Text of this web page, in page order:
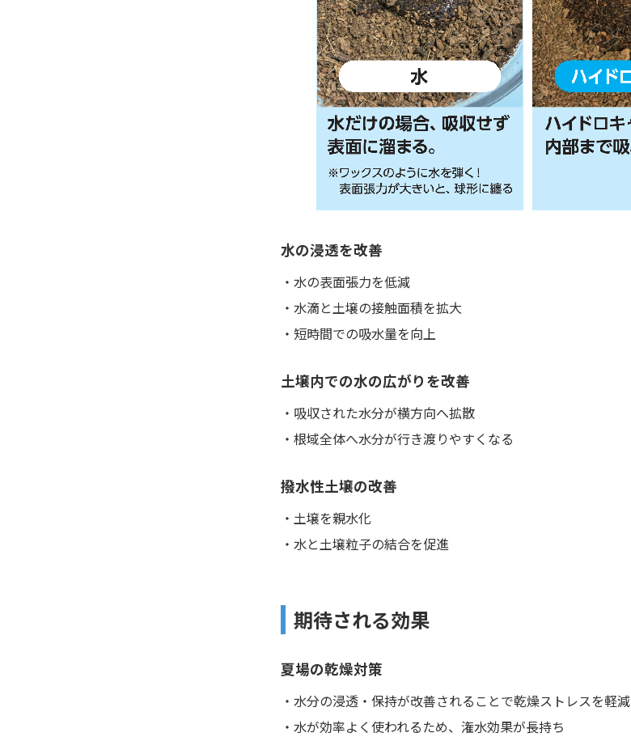
水の浸透を改善
・水の表面張力を低減
・水滴と土壌の接触面積を拡大
・短時間での吸水量を向上
土壌内での水の広がりを改善
・吸収された水分が横方向へ拡散
・根域全体へ水分が行き渡りやすくなる
撥水性土壌の改善
・土壌を親水化
・水と土壌粒子の結合を促進
期待される効果
夏場の乾燥対策
・水分の浸透・保持が改善されることで乾燥ストレスを軽減
・水が効率よく使われるため、潅水効果が長持ち